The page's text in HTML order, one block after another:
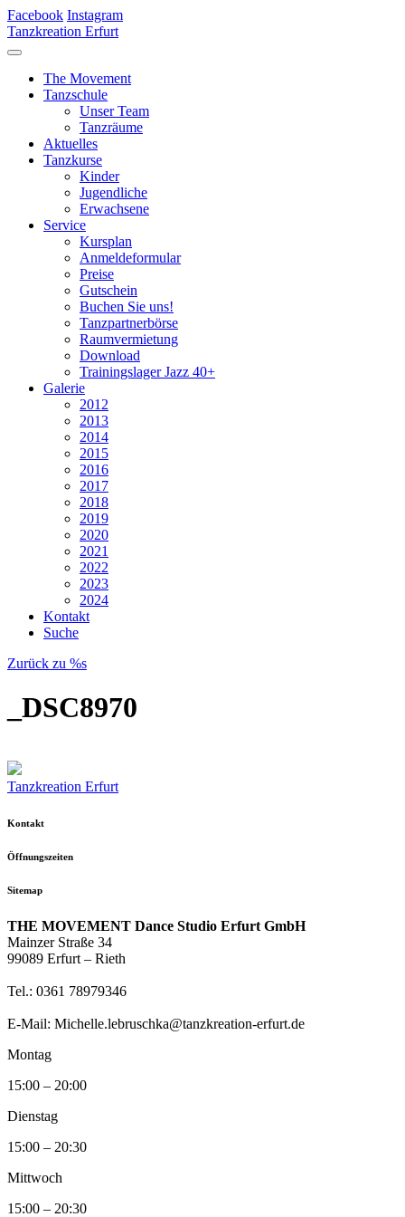
Facebook Instagram
Tanzkreation Erfurt
The Movement
Tanzschule
Unser Team
Tanzräume
Aktuelles
Tanzkurse
Kinder
Jugendliche
Erwachsene
Service
Kursplan
Anmeldeformular
Preise
Gutschein
Buchen Sie uns!
Tanzpartnerbörse
Raumvermietung
Download
Trainingslager Jazz 40+
Galerie
2012
2013
2014
2015
2016
2017
2018
2019
2020
2021
2022
2023
2024
Kontakt
Suche
Zurück zu %s
_DSC8970
Tanzkreation Erfurt
Kontakt
Öffnungszeiten
Sitemap
THE MOVEMENT Dance Studio Erfurt GmbH
Mainzer Straße 34
99089 Erfurt – Rieth
Tel.: 0361 78979346
E-Mail: Michelle.lebruschka@tanzkreation-erfurt.de
Montag
15:00 – 20:00
Dienstag
15:00 – 20:30
Mittwoch
15:00 – 20:30